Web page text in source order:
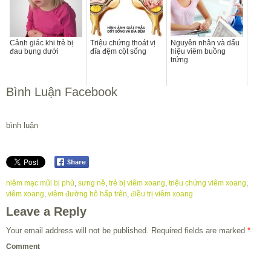
Cảnh giác khi trẻ bị
đau bụng dưới
Triệu chứng thoát vị
đĩa đệm cột sống
Nguyên nhân và dấu
hiệu viêm buồng
trứng
Bình Luận Facebook
bình luận
niêm mạc mũi bị phù sưng nề trẻ bị viêm xoang triệu chứng viêm xoang
viêm xoang viêm đường hô hấp trên điều trị viêm xoang
Leave a Reply
Your email address will not be published. Required fields are marked *
Comment